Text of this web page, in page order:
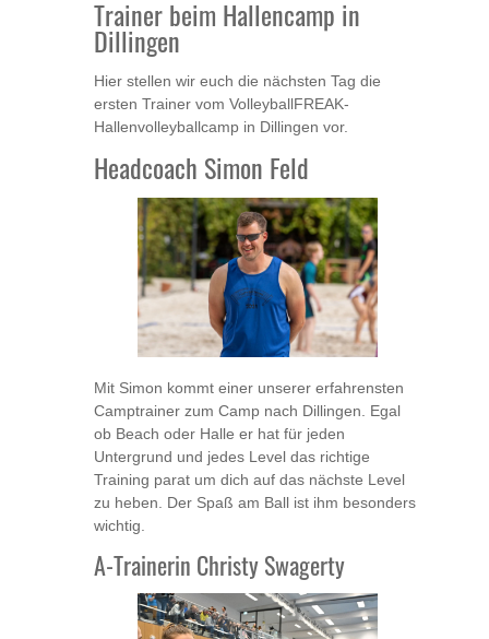
Trainer beim Hallencamp in
Dillingen
Hier stellen wir euch die nächsten Tag die
ersten Trainer vom VolleyballFREAK-
Hallenvolleyballcamp in Dillingen vor.
Headcoach Simon Feld
Mit Simon kommt einer unserer erfahrensten
Camptrainer zum Camp nach Dillingen. Egal
ob Beach oder Halle er hat für jeden
Untergrund und jedes Level das richtige
Training parat um dich auf das nächste Level
zu heben. Der Spaß am Ball ist ihm besonders
wichtig.
A-Trainerin Christy Swagerty